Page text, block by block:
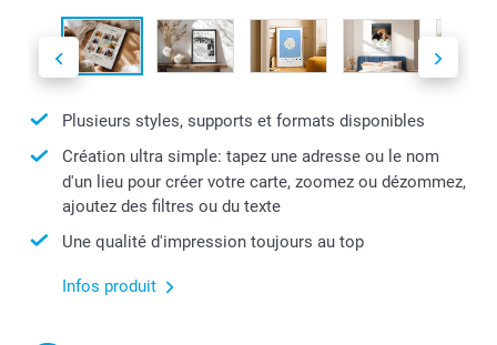
Plusieurs styles, supports et formats disponibles
Création ultra simple: tapez une adresse ou le nom
d'un lieu pour créer votre carte, zoomez ou dézommez,
ajoutez des filtres ou du texte
Une qualité d'impression toujours au top
Infos produit